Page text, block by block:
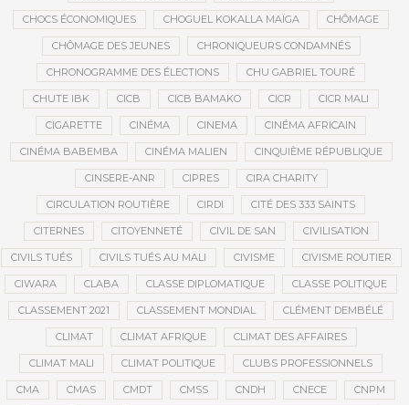
CHOCS ÉCONOMIQUES CHOGUEL KOKALLA MAÏGA CHÔMAGE
CHÔMAGE DES JEUNES CHRONIQUEURS CONDAMNÉS
CHRONOGRAMME DES ÉLECTIONS CHU GABRIEL TOURÉ
CHUTE IBK CICB CICB BAMAKO CICR CICR MALI
CIGARETTE CINÉMA CINEMA CINÉMA AFRICAIN
CINÉMA BABEMBA CINÉMA MALIEN CINQUIÈME RÉPUBLIQUE
CINSERE-ANR CIPRES CIRA CHARITY
CIRCULATION ROUTIÈRE CIRDI CITÉ DES 333 SAINTS
CITERNES CITOYENNETÉ CIVIL DE SAN CIVILISATION
CIVILS TUÉS CIVILS TUÉS AU MALI CIVISME CIVISME ROUTIER
CIWARA CLABA CLASSE DIPLOMATIQUE CLASSE POLITIQUE
CLASSEMENT 2021 CLASSEMENT MONDIAL CLÉMENT DEMBÉLÉ
CLIMAT CLIMAT AFRIQUE CLIMAT DES AFFAIRES
CLIMAT MALI CLIMAT POLITIQUE CLUBS PROFESSIONNELS
CMA CMAS CMDT CMSS CNDH CNECE CNPM